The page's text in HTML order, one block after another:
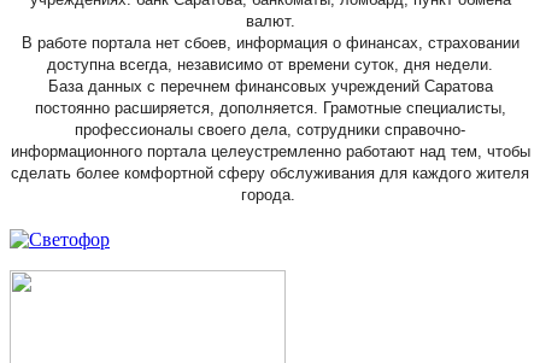
валют.
В работе портала нет сбоев, информация о финансах, страховании
доступна всегда, независимо от времени суток, дня недели.
База данных с перечнем финансовых учреждений Саратова
постоянно расширяется, дополняется. Грамотные специалисты,
профессионалы своего дела, сотрудники справочно-
информационного портала целеустремленно работают над тем, чтобы
сделать более комфортной сферу обслуживания для каждого жителя
города.